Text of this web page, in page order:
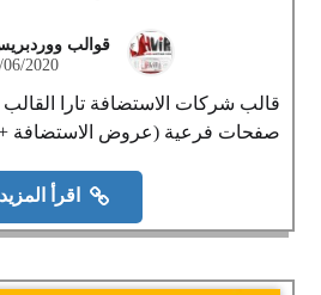
قوالب
06/2020
صفحات فرعية (عروض الاستضافة
اقرأ المزيد